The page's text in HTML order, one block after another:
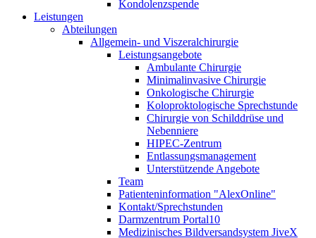
Kondolenzspende
Leistungen
Abteilungen
Allgemein- und Viszeralchirurgie
Leistungsangebote
Ambulante Chirurgie
Minimalinvasive Chirurgie
Onkologische Chirurgie
Koloproktologische Sprechstunde
Chirurgie von Schilddrüse und
Nebenniere
HIPEC-Zentrum
Entlassungsmanagement
Unterstützende Angebote
Team
Patienteninformation "AlexOnline"
Kontakt/Sprechstunden
Darmzentrum Portal10
Medizinisches Bildversandsystem JiveX